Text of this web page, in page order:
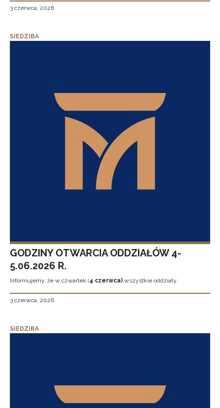
3 czerwca, 2026
SIEDZIBA
GODZINY OTWARCIA ODDZIAŁÓW 4-
5.06.2026 R.
Informujemy, że w czwartek (4 czerwca) wszystkie oddziały
3 czerwca, 2026
SIEDZIBA